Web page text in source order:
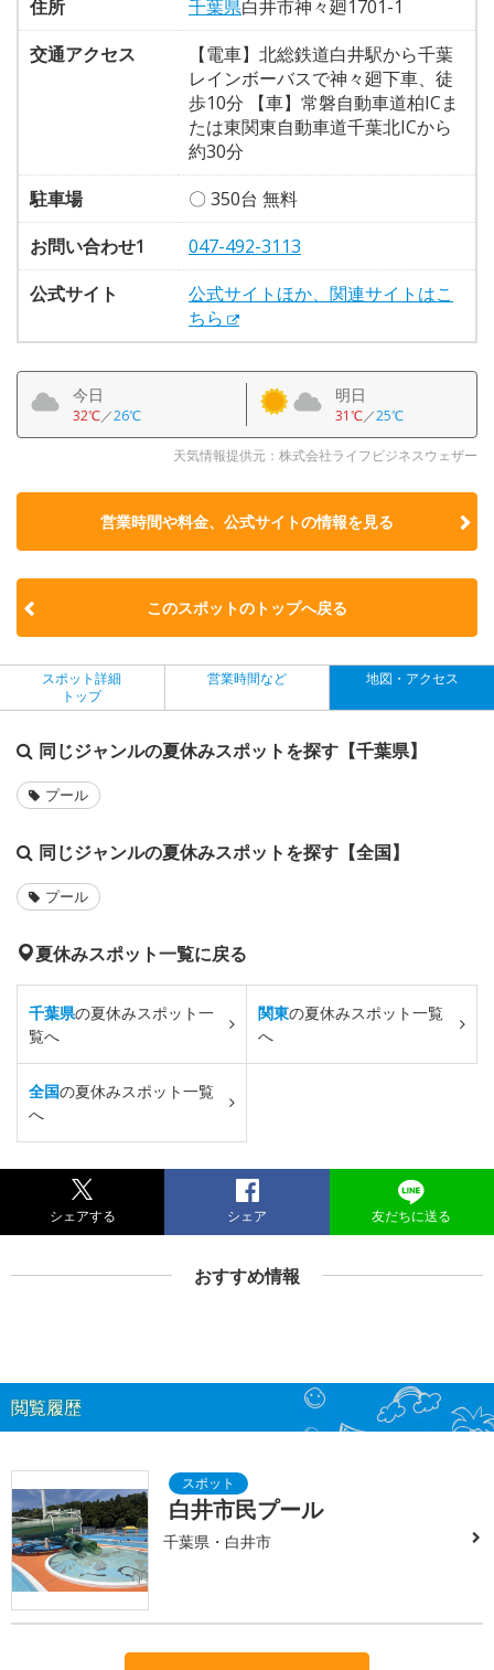
住所 千葉県白井市神々廻1701-1
交通アクセス
【電車】北総鉄道白井駅から千葉
レインボーバスで神々廻下車、徒
歩10分 【車】常磐自動車道柏ICま
たは東関東自動車道千葉北ICから
約30分
駐車場
〇 350台 無料
お問い合わせ1
047-492-3113
公式サイト
公式サイトほか、関連サイトはこ
ちら
今日
32℃／26℃
明日
31℃／25℃
天気情報提供元：株式会社ライフビジネスウェザー
営業時間や料金、公式サイトの情報を見る
このスポットのトップへ戻る
スポット詳細
トップ
営業時間など 地図・アクセス
同じジャンルの夏休みスポットを探す【千葉県】
プール
同じジャンルの夏休みスポットを探す【全国】
プール
夏休みスポット一覧に戻る
千葉県の夏休みスポット一
覧へ
関東の夏休みスポット一覧
へ
全国の夏休みスポット一覧
へ
シェアする シェア 友だちに送る
おすすめ情報
閲覧履歴
白井市民プール
千葉県・白井市